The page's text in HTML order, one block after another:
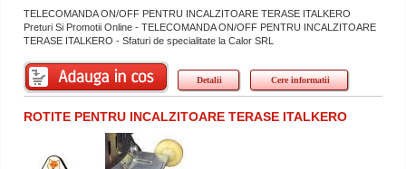
TELECOMANDA ON/OFF PENTRU INCALZITOARE TERASE ITALKERO
Preturi Si Promotii Online - TELECOMANDA ON/OFF PENTRU INCALZITOARE
TERASE ITALKERO - Sfaturi de specialitate la Calor SRL
Detalii Cere informatii
ROTITE PENTRU INCALZITOARE TERASE ITALKERO